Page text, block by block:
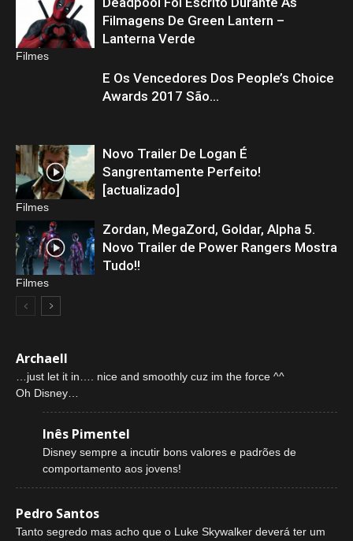
Filmes
Filmes
Filmagens De Green Lantern –
Lanterna Verde
Filmes
E Os Vencedores Dos People’s Choice
Awards 2017 São…
Filmes
Novo Trailer De Logan É
Sangrentamente Perfeito!
[actualizado]
Filmes
Zordan, MegaZord, Goldar, Alpha 5.
Novo Trailer de Power Rangers Mostra
Tudo!!
Archaell
…just let it in…. nice and smoothly cuz im the force ^^
Oh Disney…
Inês Pimentel
Disney sempre a incutir bons valores e padrões de
comportamento aos jovens!
Pedro Santos
Tanto segredo mas acho que o Luke Skywalker deverá ter um